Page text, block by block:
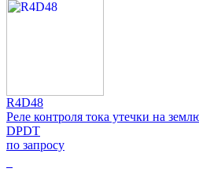
R4D48
Реле контроля тока утечки на
DPDT
по запросу